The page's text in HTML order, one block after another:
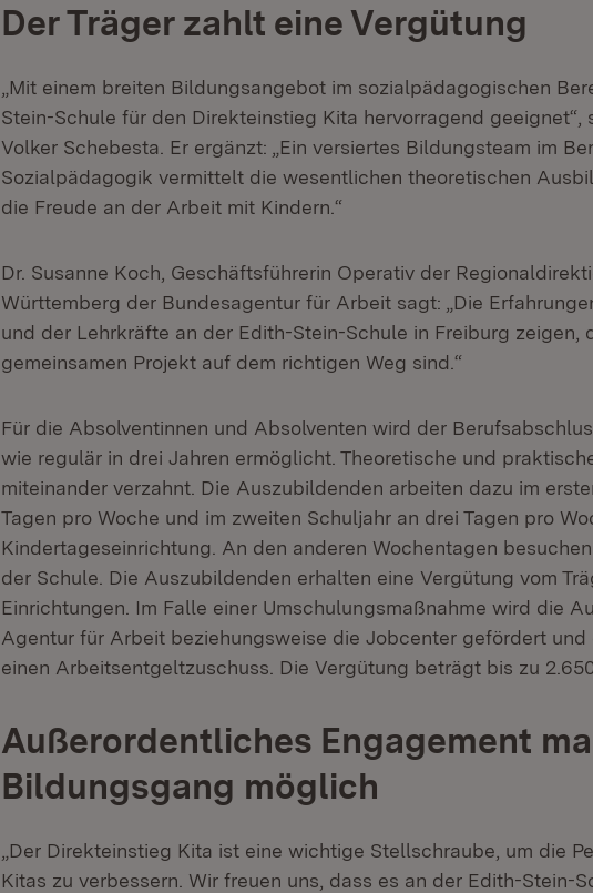
Der Träger zahlt eine Vergütung
„Mit einem breiten Bildungsangebot im sozialpädagogischen
Stein-Schule für den Direkteinstieg Kita hervorragend geeignet“,
Volker Schebesta. Er ergänzt: „Ein versiertes Bildungsteam im
Sozialpädagogik vermittelt die wesentlichen theoretischen
die Freude an der Arbeit mit Kindern.“
Dr. Susanne Koch, Geschäftsführerin Operativ der
Württemberg der Bundesagentur für Arbeit sagt: „Die
und der Lehrkräfte an der Edith-Stein-Schule in Freiburg zeigen,
gemeinsamen Projekt auf dem richtigen Weg sind.“
Für die Absolventinnen und Absolventen wird der
wie regulär in drei Jahren ermöglicht. Theoretische und
miteinander verzahnt. Die Auszubildenden arbeiten dazu im
Tagen pro Woche und im zweiten Schuljahr an drei Tagen pro
Kindertageseinrichtung. An den anderen Wochentagen
der Schule. Die Auszubildenden erhalten eine Vergütung vom
Einrichtungen. Im Falle einer Umschulungsmaßnahme wird die
Agentur für Arbeit beziehungsweise die Jobcenter gefördert und
einen Arbeitsentgeltzuschuss. Die Vergütung beträgt bis zu
Außerordentliches Engagement
Bildungsgang möglich
„Der Direkteinstieg Kita ist eine wichtige Stellschraube, um die
Kitas zu verbessern. Wir freuen uns, dass es an der Edith-Stein-